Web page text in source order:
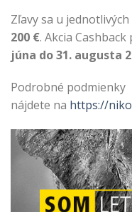
Zľavy sa u
200 €. Akcia
júna do 31. augusta
Podrobné podmienky
nájdete na https://